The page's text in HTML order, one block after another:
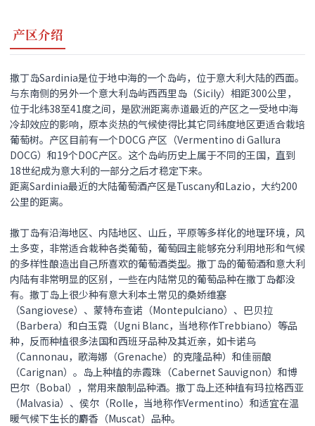
产区介绍
撒丁岛Sardinia是位于地中海的一个岛屿，位于意大利大陆的西面。
与东南侧的另外一个意大利岛屿西西里岛（Sicily）相距300公里，
位于北纬38至41度之间，是欧洲距离赤道最近的产区之一受地中海
冷却效应的影响，原本炎热的气候使得比其它同纬度地区更适合栽培
葡萄树。产区目前有一个DOCG 产区（Vermentino di Gallura
DOCG）和19个DOC产区。这个岛屿历史上属于不同的王国，直到
18世纪成为意大利的一部分之后才稳定下来。
距离Sardinia最近的大陆葡萄酒产区是Tuscany和Lazio，大约200
公里的距离。
撒丁岛有沿海地区、内陆地区、山丘，平原等多样化的地理环境，风
土多变，非常适合栽种各类葡萄，葡萄园主能够充分利用地形和气候
的多样性酿造出自己所喜欢的葡萄酒类型。撒丁岛的葡萄酒和意大利
内陆有非常明显的区别，一些在内陆常见的葡萄品种在撒丁岛都没
有。撒丁岛上很少种有意大利本土常见的桑娇维塞
（Sangiovese）、蒙特布查诺（Montepulciano）、巴贝拉
（Barbera）和白玉霓（Ugni Blanc，当地称作Trebbiano）等品
种，反而种植很多法国和西班牙品种及其近亲，如卡诺乌
（Cannonau，歌海娜（Grenache）的克隆品种）和佳丽酿
（Carignan）。岛上种植的赤霞珠（Cabernet Sauvignon）和博
巴尔（Bobal），常用来酿制品种酒。撒丁岛上还种植有玛拉格西亚
（Malvasia）、侯尔（Rolle，当地称作Vermentino）和适宜在温
暖气候下生长的麝香（Muscat）品种。